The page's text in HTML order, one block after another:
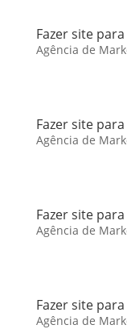
Fazer site
Agência de
Fazer site
Agência de
Fazer site
Agência de
Fazer site
Agência de